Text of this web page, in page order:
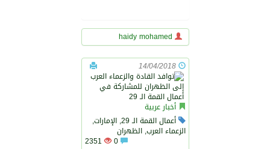
haidy mohamed
14/04/2018
أخبار عربية
أعمال القمة الـ 29, الإمارات,
الزعماء العرب, الظهران
0
2351